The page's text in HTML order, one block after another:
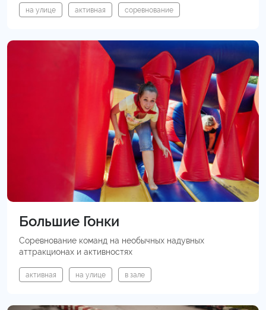
на улице активная соревнование
Большие Гонки
Соревнование команд на необычных надувных
аттракционах и активностях
активная на улице в зале